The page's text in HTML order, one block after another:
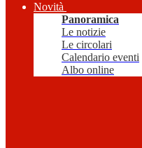
Novità
Panoramica
Le notizie
Le circolari
Calendario eventi
Albo online